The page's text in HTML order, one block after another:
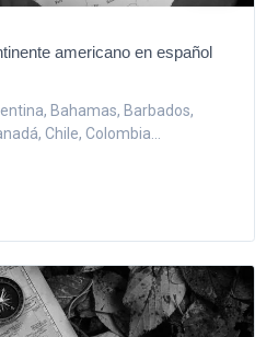
americano en español
Bahamas, Barbados,
Chile, Colombia...